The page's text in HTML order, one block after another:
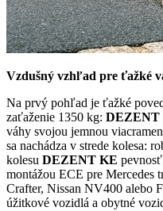
Vzdušný vzhľad pre ťažké
Na prvý pohľad je ťažké
zaťaženie 1350 kg: DEZENT
váhy svojou jemnou
sa nachádza v strede kolesa:
kolesu DEZENT KE
montážou ECE pre
Crafter, Nissan NV400 alebo
úžitkové vozidlá a obytné